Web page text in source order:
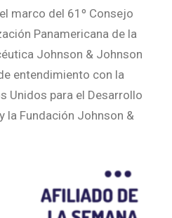
marco del 61º Consejo
Panamericana de la
Johnson & Johnson
entendimiento con la
Unidos para el Desarrollo
la Fundación Johnson &